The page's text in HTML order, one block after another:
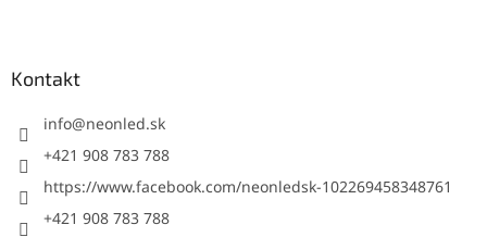
Kontakt
info@neonled.sk
+421 908 783 788
https://www.facebook.com/neonledsk-102269458348761
+421 908 783 788